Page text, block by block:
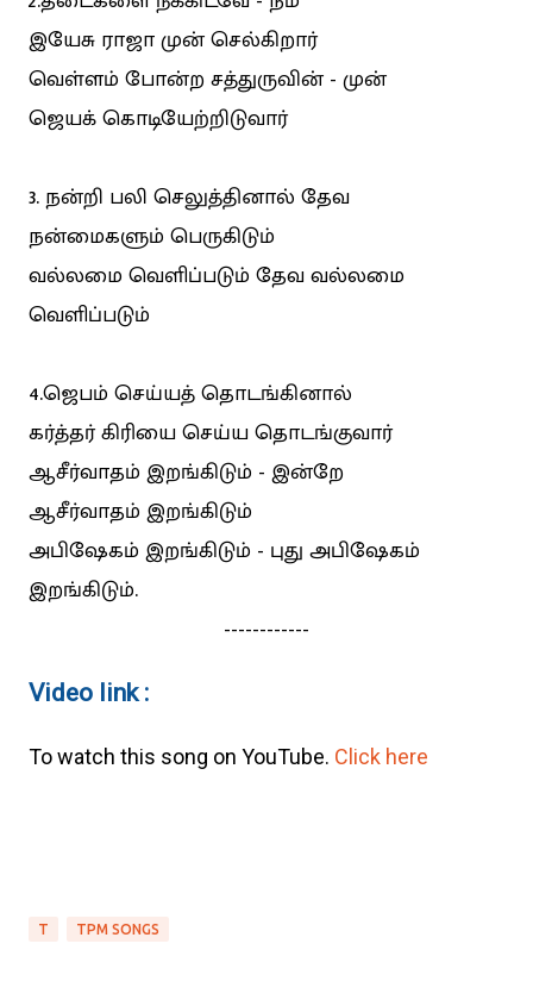
இயேசு ராஜா முன் செல்கிறார்
வெள்ளம் போன்ற சத்துருவின் - முன்
ஜெயக் கொடியேற்றிடுவார்
3. நன்றி பலி செலுத்தினால் தேவ
நன்மைகளும் பெருகிடும்
வல்லமை வெளிப்படும் தேவ வல்லமை
வெளிப்படும்
4.ஜெபம் செய்யத் தொடங்கினால்
கர்த்தர் கிரியை செய்ய தொடங்குவார்
ஆசீர்வாதம் இறங்கிடும் - இன்றே
ஆசீர்வாதம் இறங்கிடும்
அபிஷேகம் இறங்கிடும் - புது அபிஷேகம்
இறங்கிடும்.
------------
Video link :
To watch this song on YouTube. Click here
T TPM SONGS